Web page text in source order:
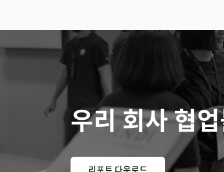
우리 회사 협